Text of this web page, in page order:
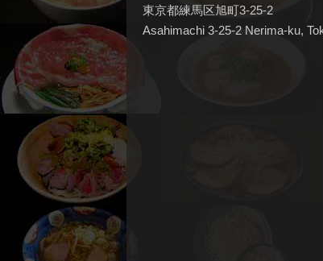
東京都練馬区旭町3-25-2
Asahimachi 3-25-2 Nerima-ku,